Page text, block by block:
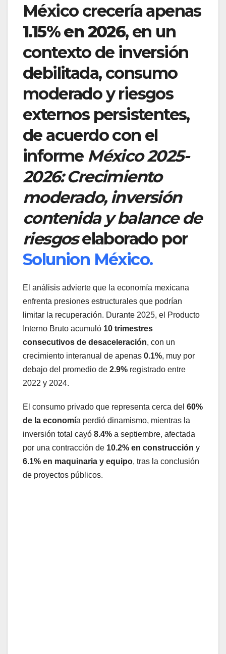
México crecería apenas
1.15% en 2026, en un
contexto de inversión
debilitada, consumo
moderado y riesgos
externos persistentes,
de acuerdo con el
informe México 2025-
2026: Crecimiento
moderado, inversión
contenida y balance de
riesgoselaborado por
Solunion México.
El análisis advierte que la economía mexicana
enfrenta presiones estructurales que podrían
limitar la recuperación. Durante 2025, el Producto
Interno Bruto acumuló 10 trimestres
consecutivos de desaceleración, con un
crecimiento interanual de apenas 0.1%, muy por
debajo del promedio de 2.9% registrado entre
2022 y 2024.
El consumo privado que representa cerca del 60%
de la economía perdió dinamismo, mientras la
inversión total cayó 8.4% a septiembre, afectada
por una contracción de 10.2% en construcción y
6.1% en maquinaria y equipo, tras la conclusión
de proyectos públicos.